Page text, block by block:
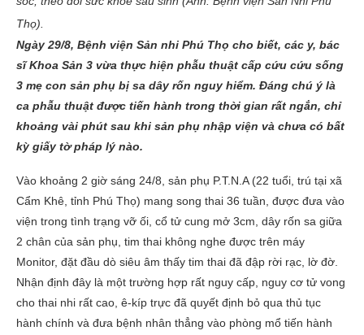
Thọ).
Ngày 29/8, Bệnh viện Sản nhi Phú Thọ cho biết, các y, bác
sĩ Khoa Sản 3 vừa thực hiện phẫu thuật cấp cứu cứu sống
3 mẹ con sản phụ bị sa dây rốn nguy hiểm. Đáng chú ý là
ca phẫu thuật được tiến hành trong thời gian rất ngắn, chỉ
khoảng vài phút sau khi sản phụ nhập viện và chưa có bất
kỳ giấy tờ pháp lý nào.
Vào khoảng 2 giờ sáng 24/8, sản phụ P.T.N.A (22 tuổi, trú tại xã
Cẩm Khê, tỉnh Phú Thọ) mang song thai 36 tuần, được đưa vào
viện trong tình trạng vỡ ối, cổ tử cung mở 3cm, dây rốn sa giữa
2 chân của sản phụ, tim thai không nghe được trên máy
Monitor, đặt đầu dò siêu âm thấy tim thai đã đập rời rạc, lờ đờ.
Nhận định đây là một trường hợp rất nguy cấp, nguy cơ tử vong
cho thai nhi rất cao, ê-kíp trực đã quyết định bỏ qua thủ tục
hành chính và đưa bệnh nhân thẳng vào phòng mổ tiến hành